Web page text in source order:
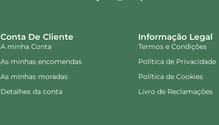
Conta De Cliente
A minha Conta
As minhas encomendas
As minhas moradas
Detalhes da conta
Informação Legal
Termos e Condições
Política de Privacidade
Política de Cookies
Livro de Reclamações